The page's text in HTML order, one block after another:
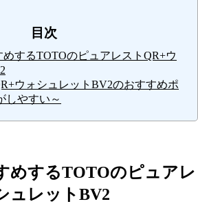
目次
するTOTOのピュアレストQR+ウ
ウォシュレットBV2のおすすめポ
しやすい～
めするTOTOのピュアレ
ュレットBV2